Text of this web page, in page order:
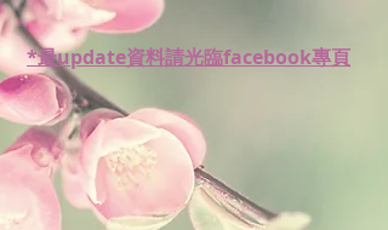
*最update資料請光臨facebook專頁